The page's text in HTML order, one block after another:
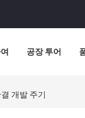
공장 투어
개발 주기